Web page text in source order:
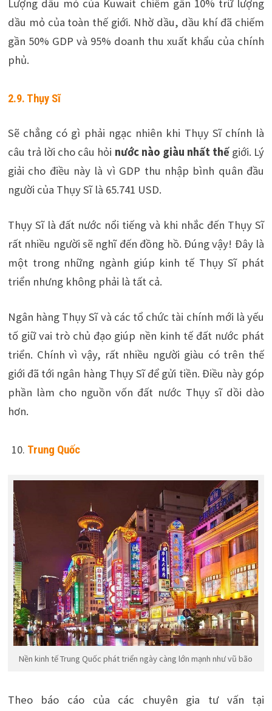
Lượng dầu mỏ của Kuwait chiếm gần 10% trữ lượng
dầu mỏ của toàn thế giới. Nhờ dầu, dầu khí đã chiếm
gần 50% GDP và 95% doanh thu xuất khẩu của chính
phủ.
2.9. Thụy Sĩ
Sẽ chẳng có gì phải ngạc nhiên khi Thụy Sĩ chính là
câu trả lời cho câu hỏi nước nào giàu nhất thếgiới. Lý
giải cho điều này là vì GDP thu nhập bình quân đầu
người của Thụy Sĩ là 65.741 USD.
Thụy Sĩ là đất nước nổi tiếng và khi nhắc đến Thụy Sĩ
rất nhiều người sẽ nghĩ đến đồng hồ. Đúng vậy! Đây là
một trong những ngành giúp kinh tế Thụy Sĩ phát
triển nhưng không phải là tất cả.
Ngân hàng Thụy Sĩ và các tổ chức tài chính mới là yếu
tố giữ vai trò chủ đạo giúp nền kinh tế đất nước phát
triển. Chính vì vậy, rất nhiều người giàu có trên thế
giới đã tới ngân hàng Thụy Sĩ để gửi tiền. Điều này góp
phần làm cho nguồn vốn đất nước Thụy sĩ dồi dào
hơn.
Trung Quốc
Nền kinh tế Trung Quốc phát triển ngày càng lớn mạnh như vũ bão
Theo báo cáo của các chuyên gia tư vấn tại